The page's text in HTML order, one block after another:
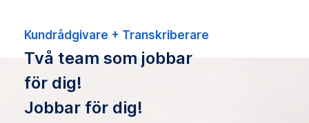
Kundrådgivare + Transkriberare
Två team som jobbar
för dig!
Jobbar för dig!